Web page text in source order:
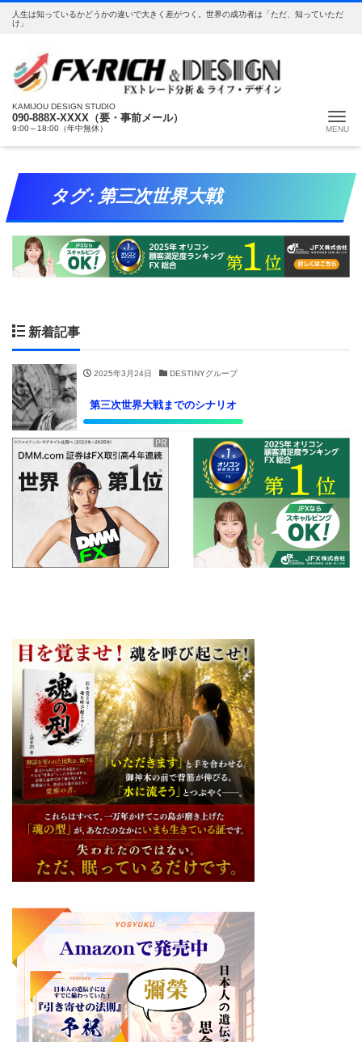
人生は知っているかどうかの違いで大きく差がつく。世界の成功者は「ただ、知っていただ
け」
KAMIJOU DESIGN STUDIO
090-888X-XXXX（要・事前メール）
9:00～18:00（年中無休）
タグ:第三次世界大戦
新着記事
2025年3月24日 DESTINYグループ
第三次世界大戦までのシナリオ